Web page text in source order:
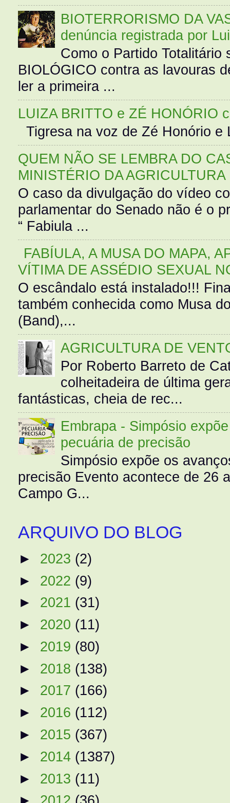
BIOTERRORISMO DA
denúncia registrada por
Como o Partido Totalitário
BIOLÓGICO contra as lavouras
ler a primeira ...
LUIZA BRITTO e ZÉ HONÓRIO
Tigresa na voz de Zé Honório
QUEM NÃO SE LEMBRA DO
MINISTÉRIO DA AGRICULTURA
O caso da divulgação do vídeo
parlamentar do Senado não é o
“ Fabiula ...
FABÍULA, A MUSA DO MAPA,
VÍTIMA DE ASSÉDIO SEXUAL
O escândalo está instalado!!!
também conhecida como Musa
(Band),...
AGRICULTURA DE
Por Roberto Barreto de
colheitadeira de última
fantásticas, cheia de rec...
Embrapa - Simpósio
pecuária de precisão
Simpósio expõe os
precisão Evento acontece de 26
Campo G...
ARQUIVO DO BLOG
► 2023 (2)
► 2022 (9)
► 2021 (31)
► 2020 (11)
► 2019 (80)
► 2018 (138)
► 2017 (166)
► 2016 (112)
► 2015 (367)
► 2014 (1387)
► 2013 (11)